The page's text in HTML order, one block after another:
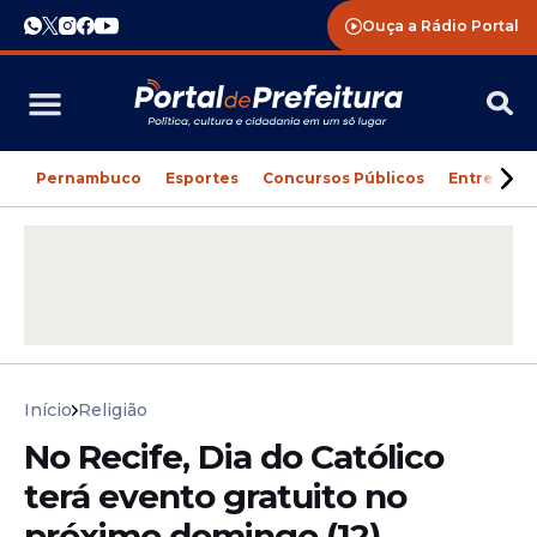
Ouça a Rádio Portal
Pernambuco Esportes Concursos Públicos
Início Religião
No Recife, Dia do Católico
terá evento gratuito no